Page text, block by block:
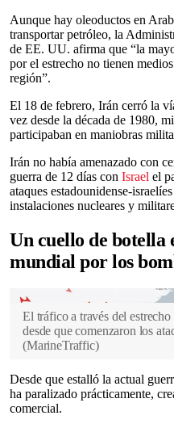
Aunque hay oleoductos en
transportar petróleo, la
de EE. UU. afirma que “la
por el estrecho no tienen
región”.
El 18 de febrero, Irán cerró la
vez desde la década de 1980,
participaban en maniobras
Irán no había amenazado con
guerra de 12 días con Israel el
ataques estadounidense-
instalaciones nucleares y
Un cuello de botella
mundial por los
El tráfico a través del
desde que comenzaron los
(MarineTraffic)
Desde que estalló la actual
ha paralizado prácticamente,
comercial.